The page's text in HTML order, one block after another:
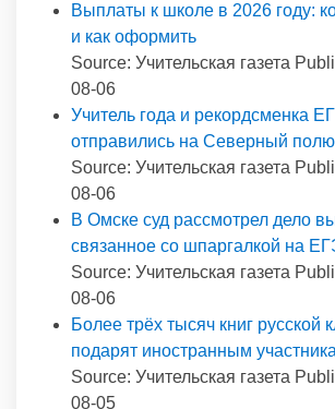
Выплаты к школе в 2026 году:
и как оформить
Source: Учительская газета
08-06
Учитель года и рекордсменка
отправились на Северный
Source: Учительская газета
08-06
В Омске суд рассмотрел дело
связанное со шпаргалкой на
Source: Учительская газета
08-06
Более трёх тысяч книг русской
подарят иностранным
Source: Учительская газета
08-05